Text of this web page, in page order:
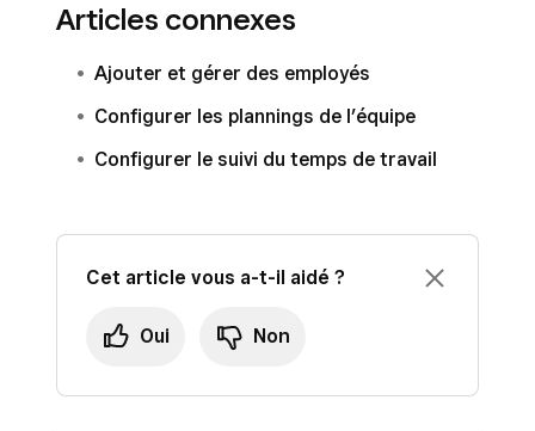
Articles connexes
Ajouter et gérer des employés
Configurer les plannings de l’équipe
Configurer le suivi du temps de travail
Cet article vous a-t-il aidé ?
Oui Non